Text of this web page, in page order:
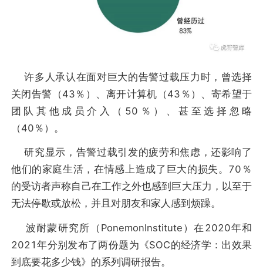
许多人承认在面对巨大的告警过载压力时，曾选择
关闭告警（43％）、离开计算机（43％）、寄希望于
团队其他成员介入（50％）、甚至选择忽略
（40％）。
研究显示，告警过载引发的疲劳和焦虑，还影响了
他们的家庭生活，在情感上造成了巨大的损失。70％
的受访者声称自己在工作之外也感到巨大压力，以至于
无法停歇或放松，并且对朋友和家人感到烦躁。
波耐蒙研究所（PonemonInstitute）在2020年和
2021年分别发布了两份题为《SOC的经济学：出效果
到底要花多少钱》的系列调研报告。